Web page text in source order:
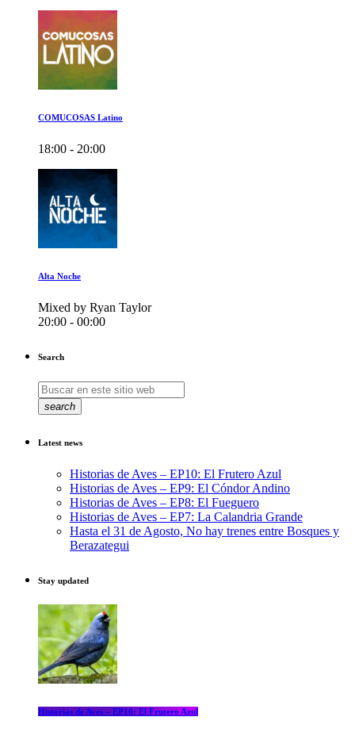
COMUCOSAS Latino
18:00 - 20:00
Alta Noche
Mixed by Ryan Taylor
20:00 - 00:00
Search
search
Latest news
Historias de Aves – EP10: El Frutero Azul
Historias de Aves – EP9: El Cóndor Andino
Historias de Aves – EP8: El Fueguero
Historias de Aves – EP7: La Calandria Grande
Hasta el 31 de Agosto, No hay trenes entre Bosques y
Berazategui
Stay updated
Historias de Aves – EP10: El Frutero Azul